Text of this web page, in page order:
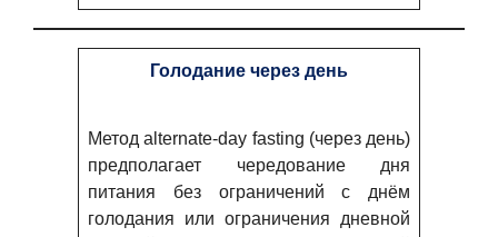
Голодание через день
Метод alternate-day fasting (через день)
предполагает чередование дня
питания без ограничений с днём
голодания или ограничения дневной